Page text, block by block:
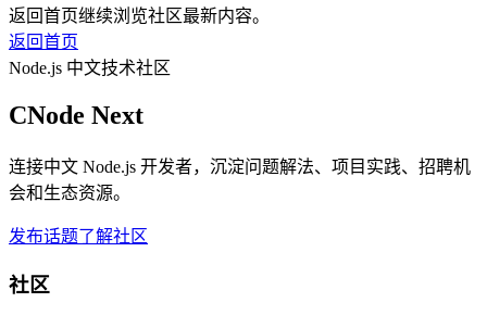
返回首页继续浏览社区最新内容。
返回首页
Node.js 中文技术社区
CNode Next
连接中文 Node.js 开发者，沉淀问题解法、项目实践、招聘机
会和生态资源。
发布话题了解社区
社区